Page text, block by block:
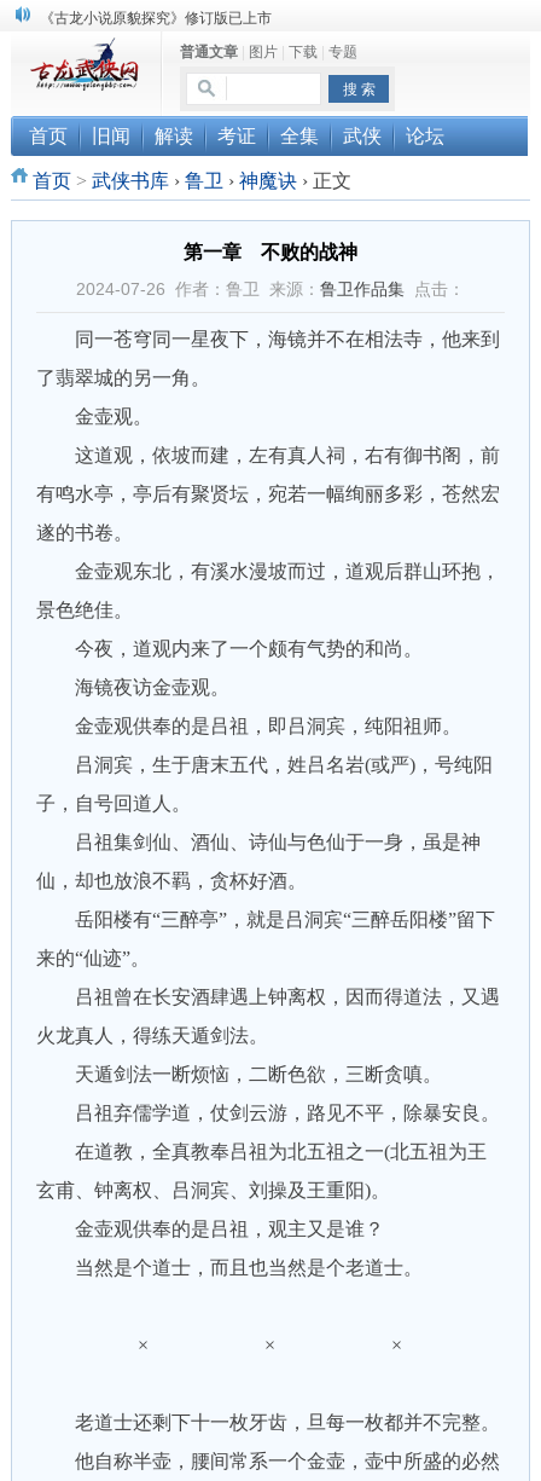
顾雪衣《古龙武侠小说知见录》上市
“武侠书库”查缺补漏活动圆满结束
《古龙小说原貌探究》修订版已上市
普通文章| 图片| 下载| 专题
首页 旧闻 解读 考证 全集 武侠 论坛
首页> 武侠书库 › 鲁卫 › 神魔诀 ›正文
第一章 不败的战神
2024-07-26 作者：鲁卫 来源： 鲁卫作品集点击：
同一苍穹同一星夜下，海镜并不在相法寺，他来到
了翡翠城的另一角。
金壶观。
这道观，依坡而建，左有真人祠，右有御书阁，前
有鸣水亭，亭后有聚贤坛，宛若一幅绚丽多彩，苍然宏
遂的书卷。
金壶观东北，有溪水漫坡而过，道观后群山环抱，
景色绝佳。
今夜，道观内来了一个颇有气势的和尚。
海镜夜访金壶观。
金壶观供奉的是吕祖，即吕洞宾，纯阳祖师。
吕洞宾，生于唐末五代，姓吕名岩(或严)，号纯阳
子，自号回道人。
吕祖集剑仙、酒仙、诗仙与色仙于一身，虽是神
仙，却也放浪不羁，贪杯好酒。
岳阳楼有“三醉亭”，就是吕洞宾“三醉岳阳楼”留下
来的“仙迹”。
吕祖曾在长安酒肆遇上钟离权，因而得道法，又遇
火龙真人，得练天遁剑法。
天遁剑法一断烦恼，二断色欲，三断贪嗔。
吕祖弃儒学道，仗剑云游，路见不平，除暴安良。
在道教，全真教奉吕祖为北五祖之一(北五祖为王
玄甫、钟离权、吕洞宾、刘操及王重阳)。
金壶观供奉的是吕祖，观主又是谁？
当然是个道士，而且也当然是个老道士。
× × ×
老道士还剩下十一枚牙齿，旦每一枚都并不完整。
他自称半壶，腰间常系一个金壶，壶中所盛的必然